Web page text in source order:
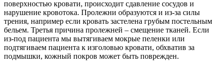
поверхностью кровати, происходит сдавление сосудов и
нарушение кровотока. Пролежни образуются и из-за силы
трения, например если кровать застелена грубым постельным
бельем. Третья причина пролежней – смещение тканей. Если
из-под пациента мы вытягиваем мокрые пеленки или
подтягиваем пациента к изголовью кровати, обхватив за
подмышки, кожный покров может быть поврежден.